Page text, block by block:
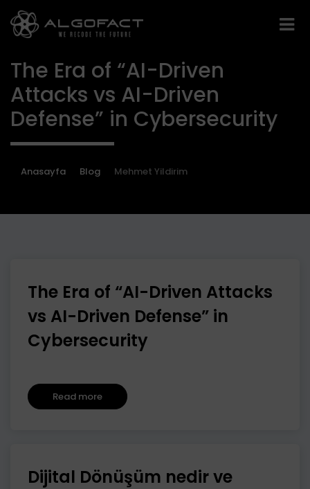
The Era of “AI-Driven
Attacks vs AI-Driven
Defense” in Cybersecurity
Anasayfa Blog Mehmet Yildirim
The Era of “AI-Driven Attacks
vs AI-Driven Defense” in
Cybersecurity
Read more
Dijital Dönüşüm nedir ve